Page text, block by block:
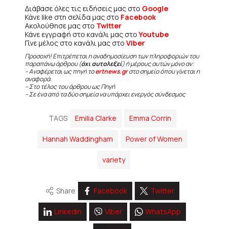
Διάβασε όλες τις ειδήσεις μας στο Google
Κάνε like στη σελίδα μας στο Facebook
Ακολούθησε μας στο Twitter
Κάνε εγγραφή στο κανάλι μας στοYoutube
Γίνε μέλος στο κανάλι μας στο Viber
Προσοχή! Επιτρέπεται η αναδημοσίευση των πληροφοριών του
παραπάνω άρθρου (όχι αυτολεξεί) ή μέρους αυτών μόνο αν:
– Αναφέρεται ως πηγή τοertnews.grστο σημείο όπου γίνεται η
αναφορά.
– Στο τέλος του άρθρου ως Πηγή
– Σε ένα από τα δύο σημεία να υπάρχει ενεργός σύνδεσμος
TAGS Emilia Clarke Emma Corrin
Hannah Waddingham Power of Women
variety
Share Facebook Twitter
Linkedin Viber WhatsApp